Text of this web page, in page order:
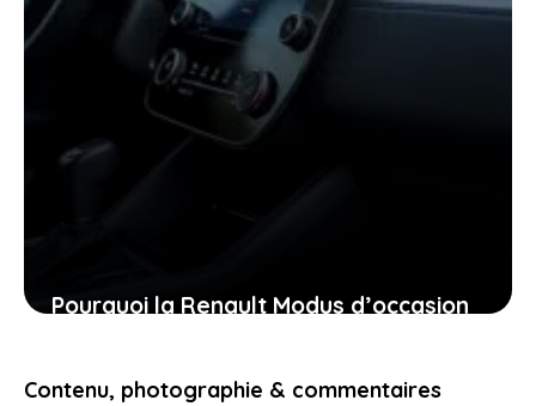
Pourquoi la Renault Modus d’occasion
pour vous aujourd’hui
Contenu, photographie & commentaires